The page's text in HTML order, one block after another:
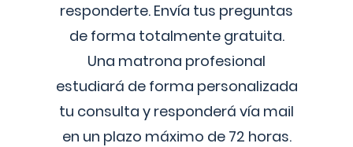
responderte. Envía tus preguntas
de forma totalmente gratuita.
Una matrona profesional
estudiará de forma personalizada
tu consulta y responderá vía mail
en un plazo máximo de 72 horas.